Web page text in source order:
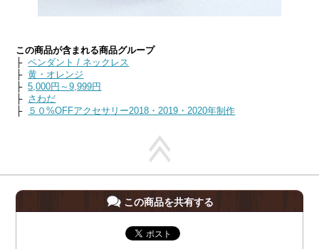
この商品が含まれる商品グループ
├ペンダント / ネックレス
├黄・オレンジ
├5,000円～9,999円
├ さわだ
├
５０%OFFアクセサリー2018・2019・2020年制作
この商品を共有する